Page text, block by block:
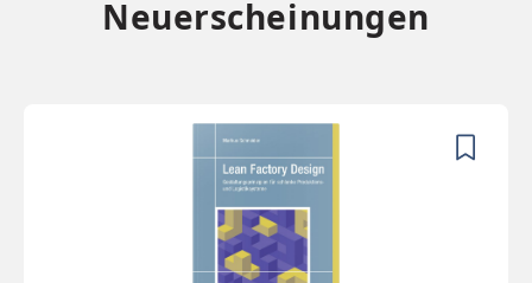
Neuerscheinungen
Produktgalerie überspringen